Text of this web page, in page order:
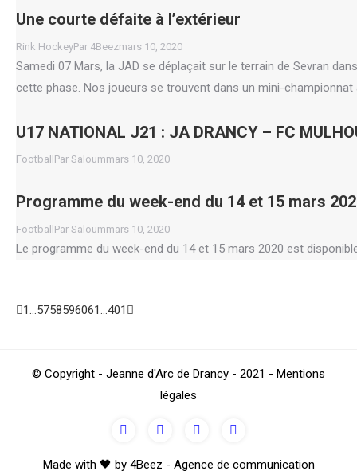
Une courte défaite à l’extérieur
Rink HockeyPar 4Beezmars 10, 2020
Samedi 07 Mars, la JAD se déplaçait sur le terrain de Sevran
cette phase. Nos joueurs se trouvent dans un mini-
U17 NATIONAL J21 : JA DRANCY – FC
Football Par Saloummars 10, 2020
Programme du week-end du 14 et 15 mars
FootballPar Saloummars 10, 2020
Le programme du week-end du 14 et 15 mars 2020 est
1 5758596061 401
© Copyright - Jeanne d'Arc de Drancy - 2021 - Mentions
légales
Made with 🖤 by 4Beez - Agence de communication